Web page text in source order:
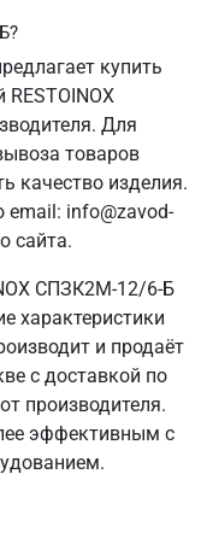
купить
Для
товаров
качество изделия.
info@zavod-
сайта.
СПЗК2М-12/6-Б
характеристики
и продаёт
с доставкой по
производителя.
эффективным с